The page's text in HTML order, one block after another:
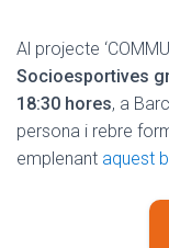
Al projecte
Socioesportives
18:30 hores, a
persona i rebre
emplenant aquest